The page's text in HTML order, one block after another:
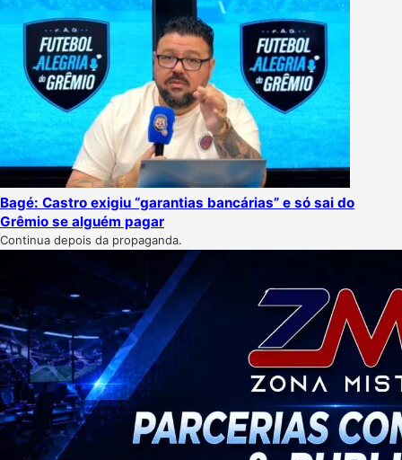
Bagé: Castro exigiu “garantias bancárias” e só sai do
Grêmio se alguém pagar
Continua depois da propaganda.